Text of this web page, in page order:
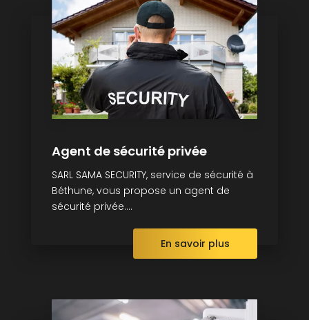
Agent de sécurité privée
SARL SAMA SECURITY, service de sécurité à
Béthune, vous propose un agent de
sécurité privée....
En savoir plus